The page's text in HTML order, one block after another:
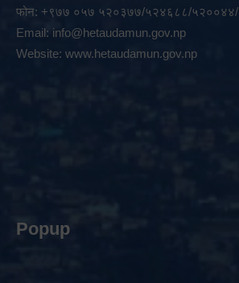
फोन: +९७७ ०५७ ५२०३७७/५२४६८८/५२००४४/
Email: info@hetaudamun.gov.np
Website: www.hetaudamun.gov.np
Popup